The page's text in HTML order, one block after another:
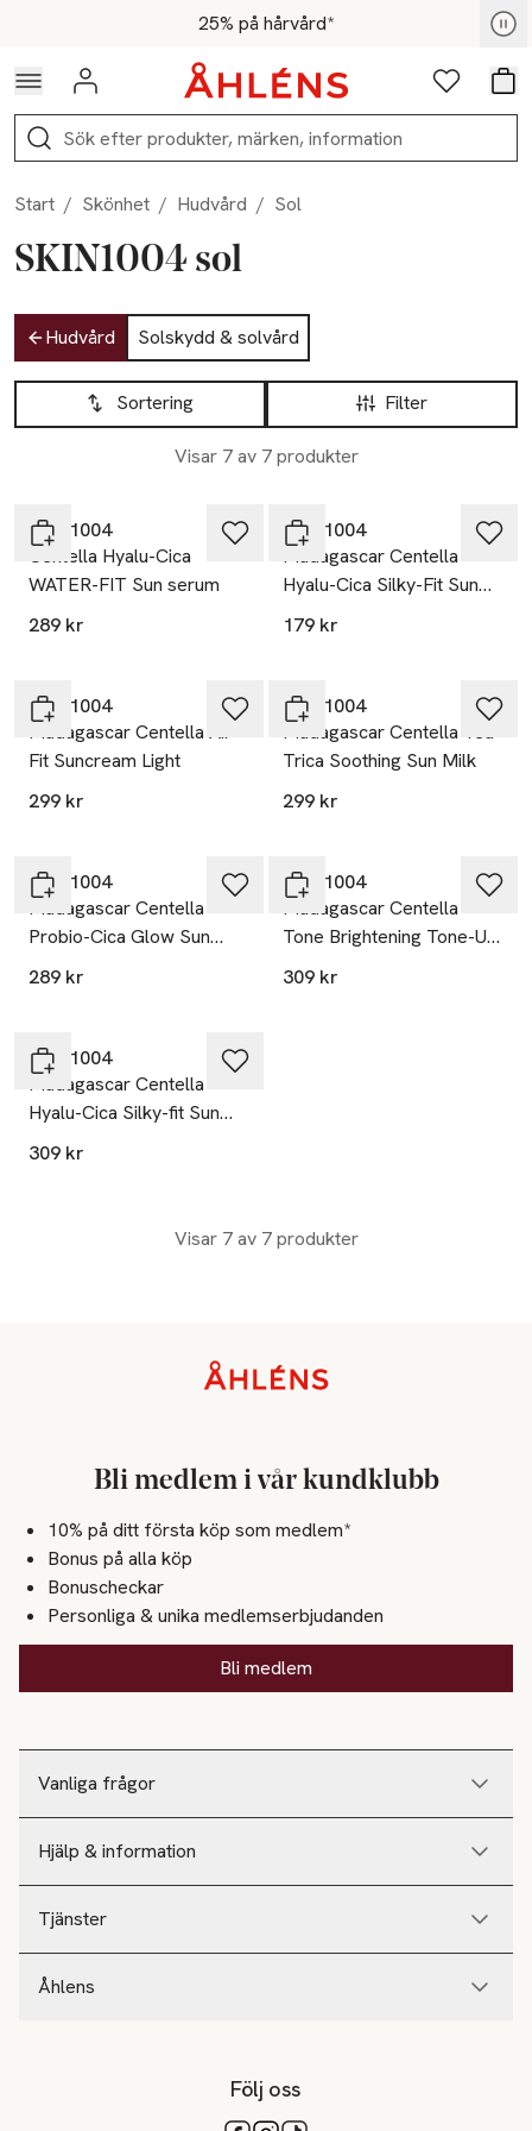
Hoppa till navigationsmenyn25% på hårvård*
För medlemmar - Shoppa nu
Logga in Favoriter
Sök
Start / Skönhet / Hudvård / Sol
SKIN1004 sol
Hoppa till produktsidan
Hudvård
Solskydd & solvård
Hoppa till produktsidan
Filter
Sortering
Visar 7 av 7 produkter
Lista över produkter
SKIN1004
Centella Hyalu-Cica
WATER-FIT Sun serum
289 kr
SKIN1004
Madagascar Centella
Hyalu-Cica Silky-Fit Sun
Stick
179 kr
SKIN1004
Madagascar Centella Air-
Fit Suncream Light
299 kr
SKIN1004
Madagascar Centella Tea-
Trica Soothing Sun Milk
299 kr
SKIN1004
Madagascar Centella
Probio-Cica Glow Sun
Ampoule
289 kr
SKIN1004
Madagascar Centella
Tone Brightening Tone-Up
Sunscreen
309 kr
SKIN1004
Madagascar Centella
Hyalu-Cica Silky-fit Sun
Stick
309 kr
Visar 7 av 7 produkter
Vanliga frågor
Hjälp & information
Tjänster
Åhlens
Bli medlem i vår kundklubb
10% på ditt första köp som medlem*
Bonus på alla köp
Bonuscheckar
Personliga & unika medlemserbjudanden
Bli medlem
Följ oss